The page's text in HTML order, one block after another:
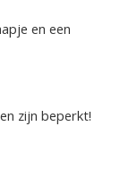
en een
zijn beperkt!